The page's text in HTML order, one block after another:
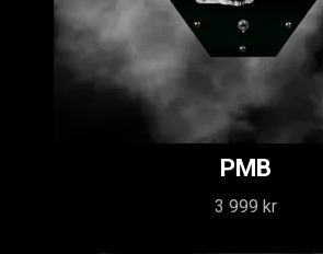
PMB
3 999 kr